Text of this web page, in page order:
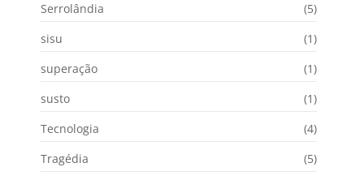
Serrolândia
(5)
sisu
(1)
superação
(1)
susto
(1)
Tecnologia
(4)
Tragédia
(5)